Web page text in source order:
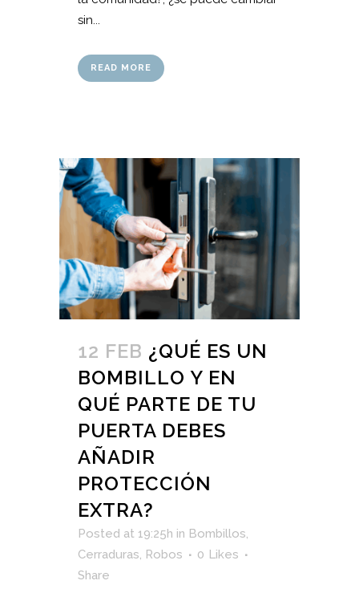
sin...
READ MORE
12 FEB ¿QUÉ ES UN
BOMBILLO Y EN
QUÉ PARTE DE TU
PUERTA DEBES
AÑADIR
PROTECCIÓN
EXTRA?
Posted at 19:25h in Bombillos
Cerraduras Robos 0 Likes
Share